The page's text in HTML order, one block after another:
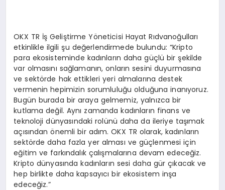
OKX TR İş Geliştirme Yöneticisi Hayat Rıdvanoğulları
etkinlikle ilgili şu değerlendirmede bulundu: “Kripto
para ekosisteminde kadınların daha güçlü bir şekilde
var olmasını sağlamanın, onların sesini duyurmasına
ve sektörde hak ettikleri yeri almalarına destek
vermenin hepimizin sorumluluğu olduğuna inanıyoruz.
Bugün burada bir araya gelmemiz, yalnızca bir
kutlama değil. Aynı zamanda kadınların finans ve
teknoloji dünyasındaki rolünü daha da ileriye taşımak
açısından önemli bir adım. OKX TR olarak, kadınların
sektörde daha fazla yer alması ve güçlenmesi için
eğitim ve farkındalık çalışmalarına devam edeceğiz.
Kripto dünyasında kadınların sesi daha gür çıkacak ve
hep birlikte daha kapsayıcı bir ekosistem inşa
edeceğiz.”